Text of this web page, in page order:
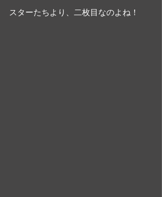
スターたちより、二枚目なのよね！